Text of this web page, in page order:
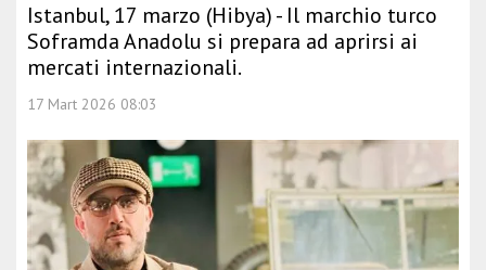
Istanbul, 17 marzo (Hibya) - Il marchio turco
Soframda Anadolu si prepara ad aprirsi ai
mercati internazionali.
17 Mart 2026 08:03